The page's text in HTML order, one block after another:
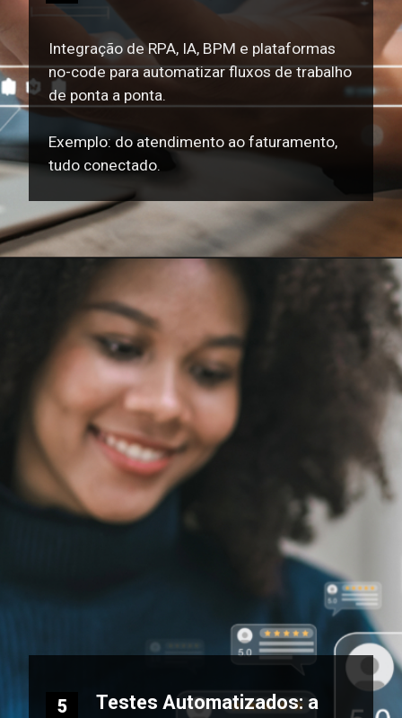
Integração de RPA, IA, BPM e plataformas
no-code para automatizar fluxos de trabalho
de ponta a ponta.
Exemplo: do atendimento ao faturamento,
tudo conectado.
Testes Automatizados: a
5